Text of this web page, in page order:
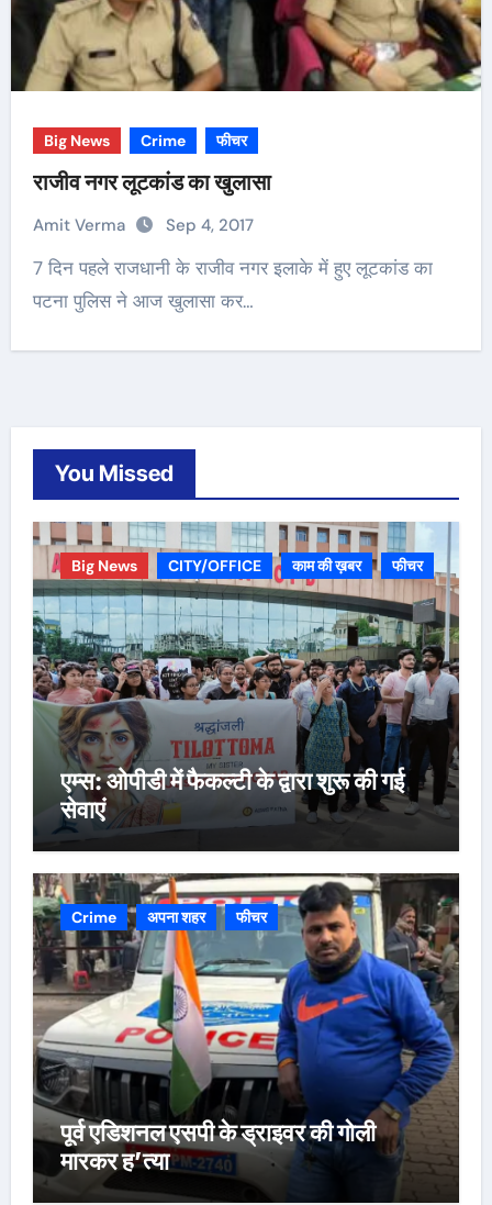
Big News Crime फीचर
राजीव नगर लूटकांड का खुलासा
Amit Verma Sep 4, 2017
7 दिन पहले राजधानी के राजीव नगर इलाके में हुए लूटकांड का
पटना पुलिस ने आज खुलासा कर…
You Missed
Big News CITY/OFFICE काम की ख़बर फीचर
एम्स: ओपीडी में फैकल्टी के द्वारा शुरू की गई
सेवाएं
Crime अपना शहर फीचर
पूर्व एडिशनल एसपी के ड्राइवर की गोली
मारकर ह’त्या